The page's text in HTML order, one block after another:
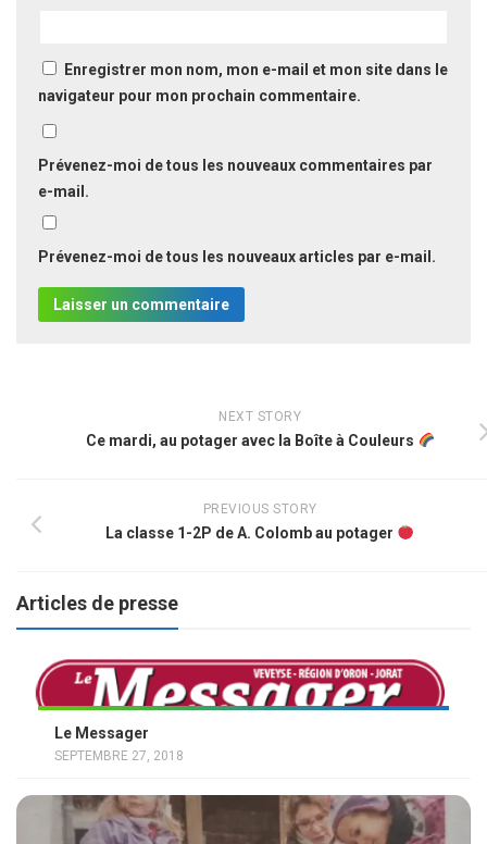
Enregistrer mon nom, mon e-mail et mon site dans le
navigateur pour mon prochain commentaire.
Prévenez-moi de tous les nouveaux commentaires par
e-mail.
Prévenez-moi de tous les nouveaux articles par e-mail.
NEXT STORY
Ce mardi, au potager avec la Boîte à Couleurs
PREVIOUS STORY
La classe 1-2P de A. Colomb au potager
Articles de presse
Le Messager
SEPTEMBRE 27, 2018